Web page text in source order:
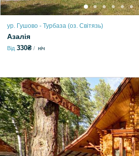
ур. Гушово - Турбаза (оз. Світязь)
Азалія
Від 330₴ ніч